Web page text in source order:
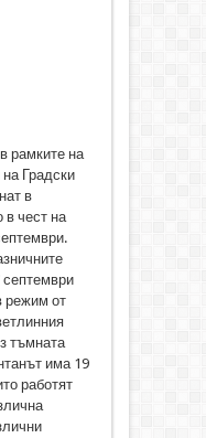
рамките на
на Градски
в
в чест на
септември
режим от
тъмната
има 19
работят